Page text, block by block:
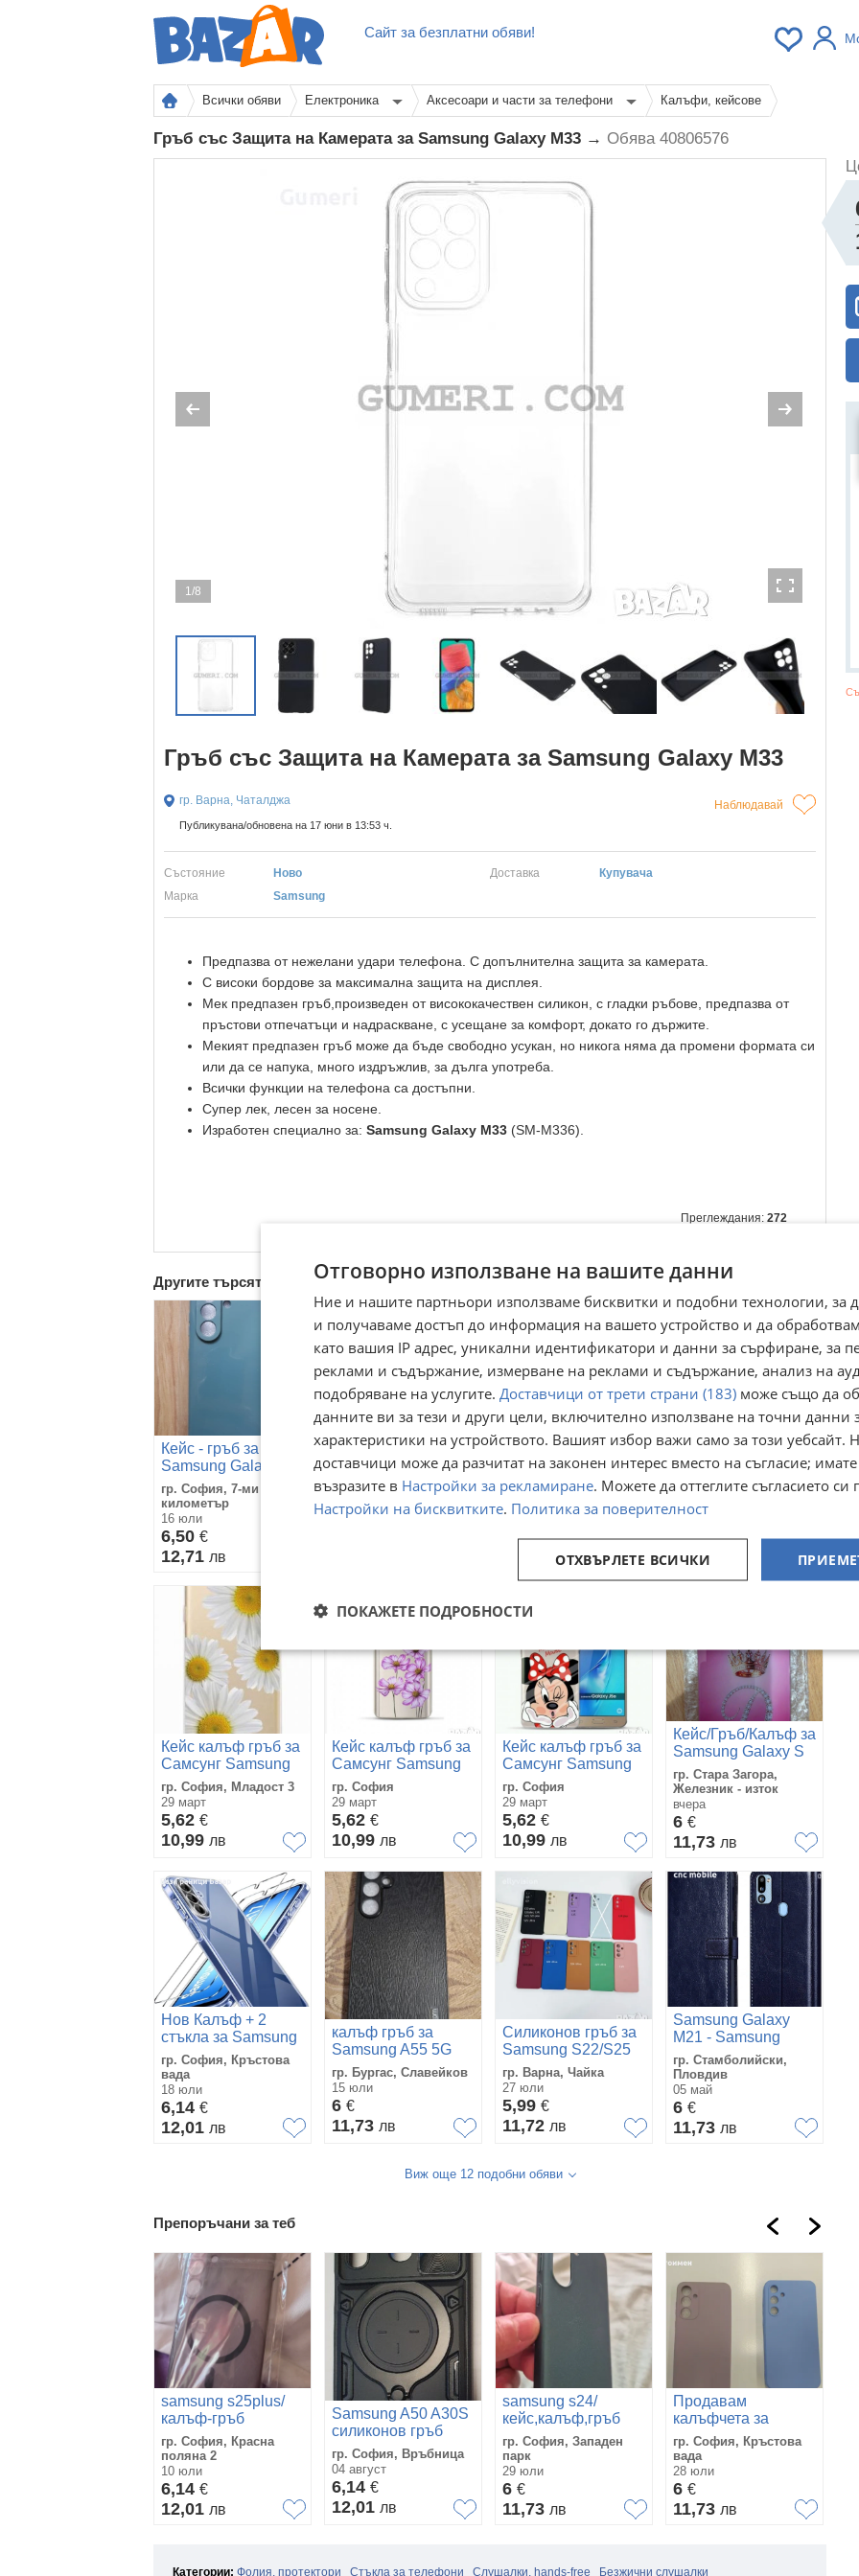
Сайт за безплатни обяви!
Всички обяви Електроника Аксесоари и части за телефони Калъфи, кейсове
Гръб със Защита на Камерата за Samsung Galaxy M33 → Обява 40806576
1/8
Гръб със Защита на Камерата за Samsung Galaxy M33
гр. Варна, Чаталджа Наблюдавай
Публикувана/обновена на 17 юни в 13:53 ч.
Състояние Ново Доставка
Купувача
Марка
Samsung
Предпазва от нежелани удари телефона. С допълнителна защита за камерата.
С високи бордове за максимална защита на дисплея.
Мек предпазен гръб,произведен от висококачествен силикон, с гладки ръбове, предпазва от
пръстови отпечатъци и надраскване, с усещане за комфорт, докато го държите.
Мекият предпазен гръб може да бъде свободно усукан, но никога няма да промени формата си
или да се напука, много издръжлив, за дълга употреба.
Всички функции на телефона са достъпни.
Супер лек, лесен за носене.
Изработен специално за: Samsung Galaxy M33 (SM-M336).
Преглеждания: 272
Другите търсят също
Кейс - гръб за
Samsung Galaxy
A56
гр. София, 7-ми 11-ти
километър
16 юли
6,50 €
12,71 лв
Силиконов гръб за
Samsung Galaxy
A16- Чисто нов
гр. Монтана, Младост
1
15 юли
два броя гръб кейс
за Samsung Galaxy
a34
гр. Варна, Лятно кино
Тракия
22 юли
€
лв
Кейс калъф гръб
21 юли
5,62€
10,99
Кейс калъф гръб за
Самсунг Samsung
Galaxy S8
гр. София, Младост 3
29 март
5,62 €
10,99 лв
Кейс калъф гръб за
Самсунг Samsung
Galaxy S8
гр. София
29 март
5,62 €
10,99 лв
Кейс калъф гръб за
Самсунг Samsung
Galaxy S8
гр. София
29 март
5,62 €
10,99 лв
Кейс/Гръб/Калъф за
Samsung Galaxy S
26 plus
гр. Стара Загора,
Железник - изток
вчера
6 €
11,73 лв
Нов Калъф + 2
стъкла за Samsung
Galaxy A17, военна
защита, прозрачен
кейс
гр. София, Кръстова
вада
18 юли
6,14 €
12,01 лв
калъф гръб за
Samsung A55 5G
гр. Бургас, Славейков
15 юли
6 €
11,73 лв
Силиконов гръб за
Samsung S22/S25
гр. Варна, Чайка
27 юли
5,99 €
11,72 лв
Samsung Galaxy
M21 - Samsung
Galaxy M30S калъф
case
гр. Стамболийски,
Пловдив
05 май
6 €
11,73 лв
Виж още 12 подобни обяви
Препоръчани за теб
samsung s25plus/
калъф-гръб
гр. София, Красна
поляна 2
10 юли
6,14 €
12,01 лв
Samsung A50 A30S
силиконов гръб
гр. София, Връбница
04 август
6,14 €
12,01 лв
samsung s24/
кейс,калъф,гръб
гр. София, Западен
парк
29 юли
6 €
11,73 лв
Продавам
калъфчета за
Samsung Galaxy
A35
гр. София, Кръстова
вада
28 юли
6 €
11,73 лв
Категории: Фолия, протектори Стъкла за телефони Слушалки, hands-free Безжични слушалки
Отговорно използване на вашите данни
Ние и нашите партньори използваме бисквитки и подобни технологии, за
и получаваме достъп до информация на вашето устройство и да
като вашия IP адрес, уникални идентификатори и данни за сърфиране, за
реклами и съдържание, измерване на реклами и съдържание, анализ на
подобряване на услугите. Доставчици от трети страни (183) може също да
данните ви за тези и други цели, включително използване на точни данни
характеристики на устройството. Вашият избор важи само за този уебсайт.
доставчици може да разчитат на законен интерес вместо на съгласие;
възразите в Настройки за рекламиране. Можете да оттеглите съгласието си
Настройки на бисквитките. Политика за поверителност
ОТХВЪРЛЕТЕ ВСИЧКИ
ПОКАЖЕТЕ ПОДРОБНОСТИ